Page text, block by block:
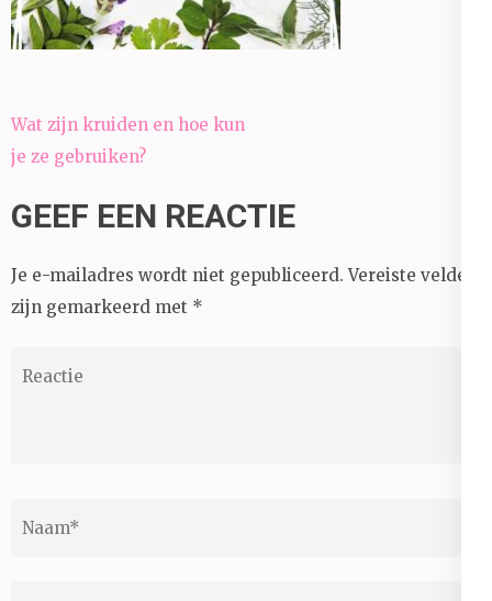
Bericht
navigatie
Wat zijn kruiden en hoe kun
je ze gebruiken?
GEEF EEN REACTIE
Je e-mailadres wordt niet gepubliceerd. Vereiste velden
zijn gemarkeerd met *